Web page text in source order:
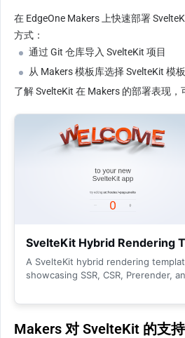
在 EdgeOne Makers 上快速部署
方式：
通过 Git 仓库导入 SvelteKit 项目
从 Makers 模板库选择 SvelteKit 模
了解 SvelteKit 在 Makers 的部署表现，
Makers 对 SvelteKit 的支持